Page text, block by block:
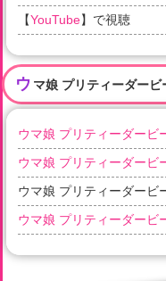
【YouTube】で視聴
ウ マ娘 プリティーダー
ウマ娘 プリティーダービ
ウマ娘 プリティーダービ
ウマ娘 プリティーダービ
ウマ娘 プリティーダービ